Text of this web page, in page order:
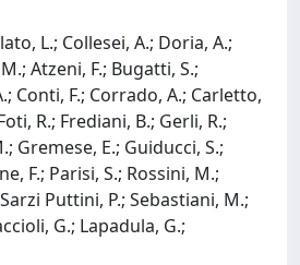
L.; Collesei, A.; Doria, A.;
Atzeni, F.; Bugatti, S.;
Conti, F.; Corrado, A.; Carletto,
R.; Frediani, B.; Gerli, R.;
Gremese, E.; Guiducci, S.;
F.; Parisi, S.; Rossini, M.;
Puttini, P.; Sebastiani, M.;
G.; Lapadula, G.;